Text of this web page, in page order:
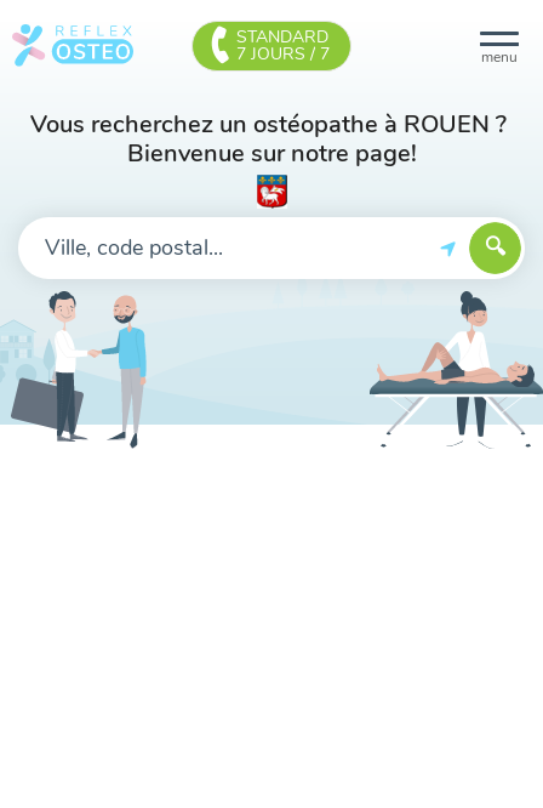
menu
STANDARD
7 JOURS / 7
Vous recherchez un ostéopathe à ROUEN ?
Bienvenue sur notre page!